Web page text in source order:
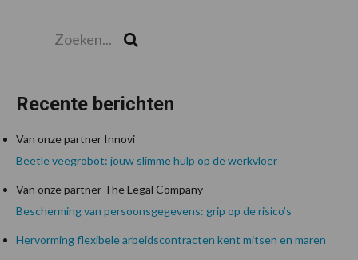
Recente berichten
Van onze partner Innovi
Beetle veegrobot: jouw slimme hulp op de werkvloer
Van onze partner The Legal Company
Bescherming van persoonsgegevens: grip op de risico’s
Hervorming flexibele arbeidscontracten kent mitsen en maren